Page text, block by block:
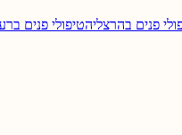
פנים בהרצליהטיפולי פנים ב